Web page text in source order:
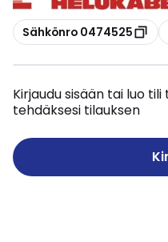
Kopioi
Sähkönro 0474525
Kirjaudu sisään tai luo
tehdäksesi tilauksen